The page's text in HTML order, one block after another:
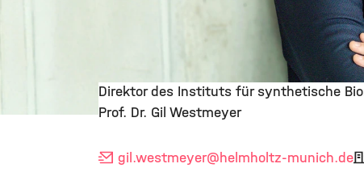
Direktor des Instituts für synthetische
Prof. Dr. Gil Westmeyer
gil.westmeyer@helmholtz-munich.de